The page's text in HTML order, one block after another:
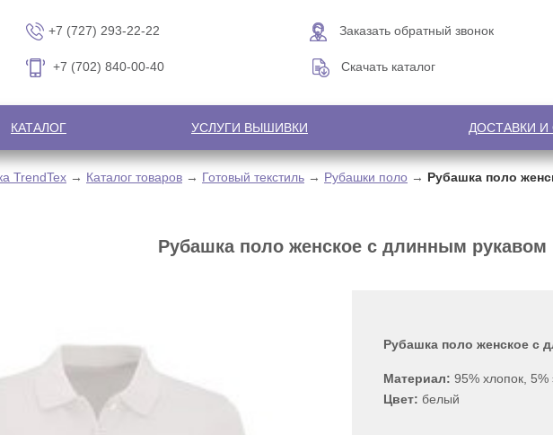
+7 (727) 293-22-22
Заказать обратный звонок
+7 (702) 840-00-40
Скачать каталог
КАТАЛОГ УСЛУГИ ВЫШИВКИ ДОСТАВКИ И
TrendTex → Каталог товаров → Готовый текстиль → Рубашки поло → Рубашка поло
Рубашка поло женское с длинным рукавом
Рубашка поло женское с
Материал:95% хлопок, 5%
Цвет:белый